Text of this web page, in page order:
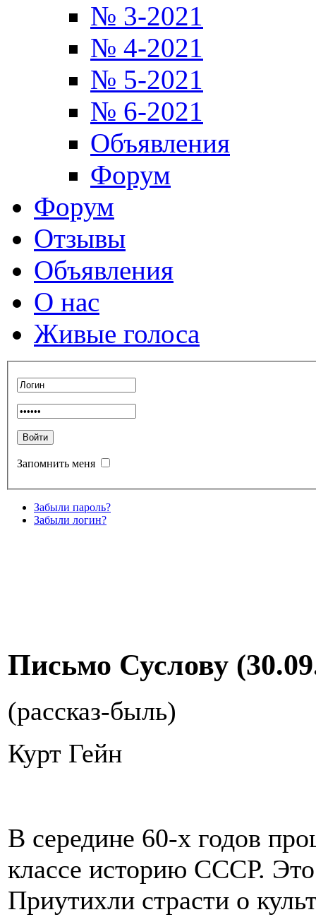
№ 3-2021
№ 4-2021
№ 5-2021
№ 6-2021
Объявления
Форум
Форум
Отзывы
Объявления
О нас
Живые голоса
Запомнить меня
Забыли пароль?
Забыли логин?
Письмо Суслову
(рассказ-быль)
Курт Гейн
В середине 60-х годов
классе историю СССР.
Приутихли страсти о